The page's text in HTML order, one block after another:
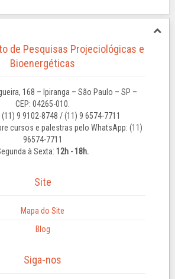
de Pesquisas Projeciológicas e
Bioenergéticas
168 – Ipiranga – São Paulo – SP –
CEP: 04265-010.
9 9102-8748 / (11) 9 6574-7711
cursos e palestras pelo WhatsApp: (11)
96574-7711
à Sexta: 12h - 18h.
Site
Mapa do Site
Blog
Siga-nos